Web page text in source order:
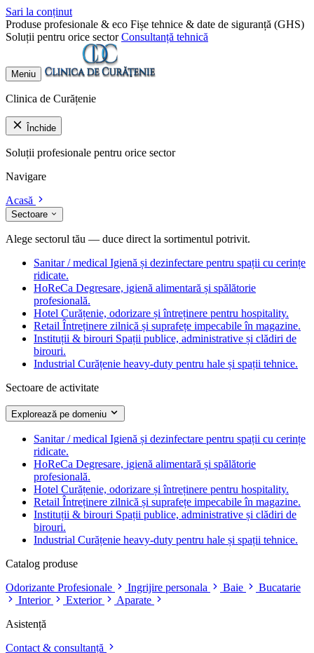
Sari la conținut
Produse profesionale & eco Fișe tehnice & date de siguranță (GHS)
Soluții pentru orice sector Consultanță tehnică
Meniu
Clinica de Curățenie
Închide
Soluții profesionale pentru orice sector
Navigare
Acasă
Sectoare
Alege sectorul tău — duce direct la sortimentul potrivit.
Sanitar / medical Igienă și dezinfectare pentru spații cu cerințe
ridicate.
HoReCa Degresare, igienă alimentară și spălătorie
profesională.
Hotel Curățenie, odorizare și întreținere pentru hospitality.
Retail Întreținere zilnică și suprafețe impecabile în magazine.
Instituții & birouri Spații publice, administrative și clădiri de
birouri.
Industrial Curățenie heavy-duty pentru hale și spații tehnice.
Sectoare de activitate
Explorează pe domeniu
Sanitar / medical Igienă și dezinfectare pentru spații cu cerințe
ridicate.
HoReCa Degresare, igienă alimentară și spălătorie
profesională.
Hotel Curățenie, odorizare și întreținere pentru hospitality.
Retail Întreținere zilnică și suprafețe impecabile în magazine.
Instituții & birouri Spații publice, administrative și clădiri de
birouri.
Industrial Curățenie heavy-duty pentru hale și spații tehnice.
Catalog produse
Odorizante Profesionale
Ingrijire personala Baie
Bucatarie
Interior
Exterior
Aparate
Asistență
Contact & consultanță